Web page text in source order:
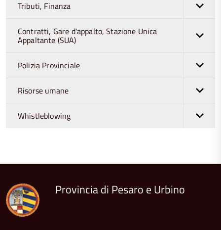
Tributi, Finanza
Contratti, Gare d'appalto, Stazione Unica
Appaltante (SUA)
Polizia Provinciale
Risorse umane
Whistleblowing
del
Provincia di Pesaro e Urbino